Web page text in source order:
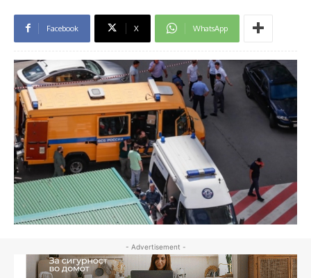
Facebook X WhatsApp
- Advertisement -